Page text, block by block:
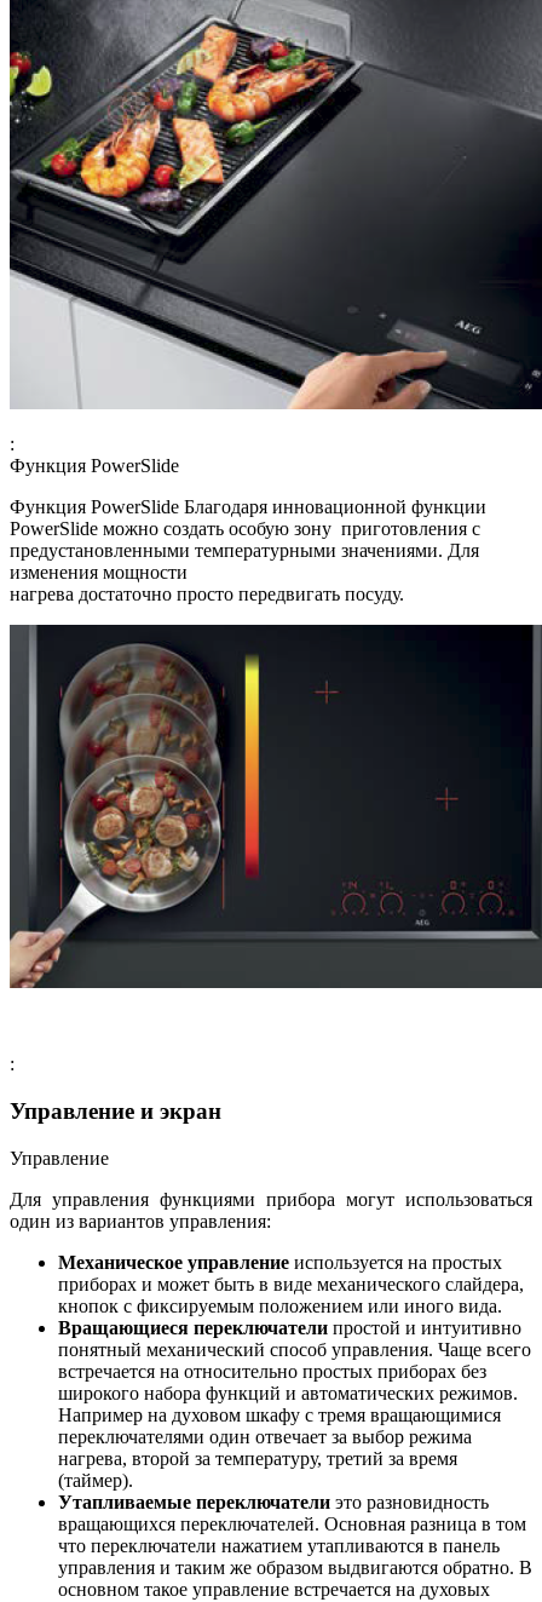
:
Функция PowerSlide
Функция PowerSlide Благодаря инновационной функции
PowerSlide можно создать особую зону приготовления с
предустановленными температурными значениями. Для
изменения мощности
нагрева достаточно просто передвигать посуду.
:
Управление и экран
Управление
Для управления функциями прибора могут использоваться
один из вариантов управления:
Механическое управление используется на простых
приборах и может быть в виде механического слайдера,
кнопок с фиксируемым положением или иного вида.
Вращающиеся переключатели простой и интуитивно
понятный механический способ управления. Чаще всего
встречается на относительно простых приборах без
широкого набора функций и автоматических режимов.
Например на духовом шкафу с тремя вращающимися
переключателями один отвечает за выбор режима
нагрева, второй за температуру, третий за время
(таймер).
Утапливаемые переключатели это разновидность
вращающихся переключателей. Основная разница в том
что переключатели нажатием утапливаются в панель
управления и таким же образом выдвигаются обратно. В
основном такое управление встречается на духовых